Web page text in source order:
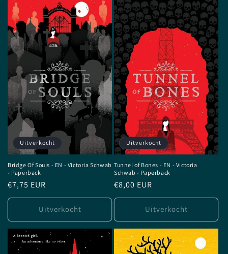
Uitverkocht
Bridge Of Souls - EN - Victoria Schwab
- Paperback
Normale
prijs
€7,75 EUR
Uitverkocht
Uitverkocht
Tunnel of Bones - EN - Victoria
Schwab - Paperback
Normale
prijs
€8,00 EUR
Uitverkocht